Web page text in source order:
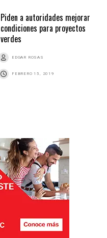
Piden a autoridades mejorar
condiciones para proyectos
verdes
EDGAR ROSAS
FEBRERO 15, 2019